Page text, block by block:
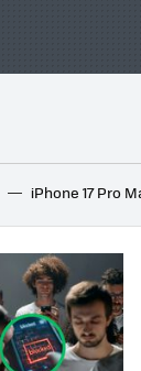
iPhone 17 Pro